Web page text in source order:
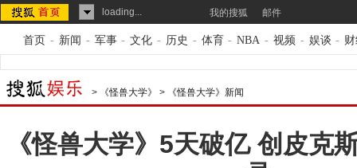
loading... 我的搜狐 邮件
首页 - 新闻 - 军事 - 文化 - 历史 - 体育 - NBA - 视频 - 娱谈 -
> 《怪兽大学》 > 《怪兽大学》新闻
《怪兽大学》5天破亿 创皮克